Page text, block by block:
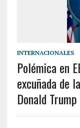
INTERNACIONALES
Polémica en
excuñada de
Donald Trump